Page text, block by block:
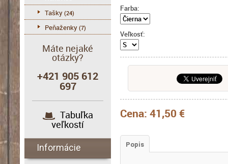
Farba:
Veľkosť:
Cena:41,50 €
Popis
Tašky (24)
Peňaženky (7)
Máte nejaké
otázky?
+421 905 612
697
Tabuľka
veľkostí
Informácie